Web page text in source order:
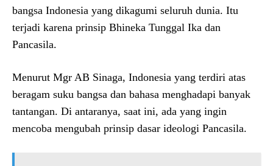
bangsa Indonesia yang dikagumi seluruh dunia. Itu
terjadi karena prinsip Bhineka Tunggal Ika dan
Pancasila.
Menurut Mgr AB Sinaga, Indonesia yang terdiri atas
beragam suku bangsa dan bahasa menghadapi banyak
tantangan. Di antaranya, saat ini, ada yang ingin
mencoba mengubah prinsip dasar ideologi Pancasila.